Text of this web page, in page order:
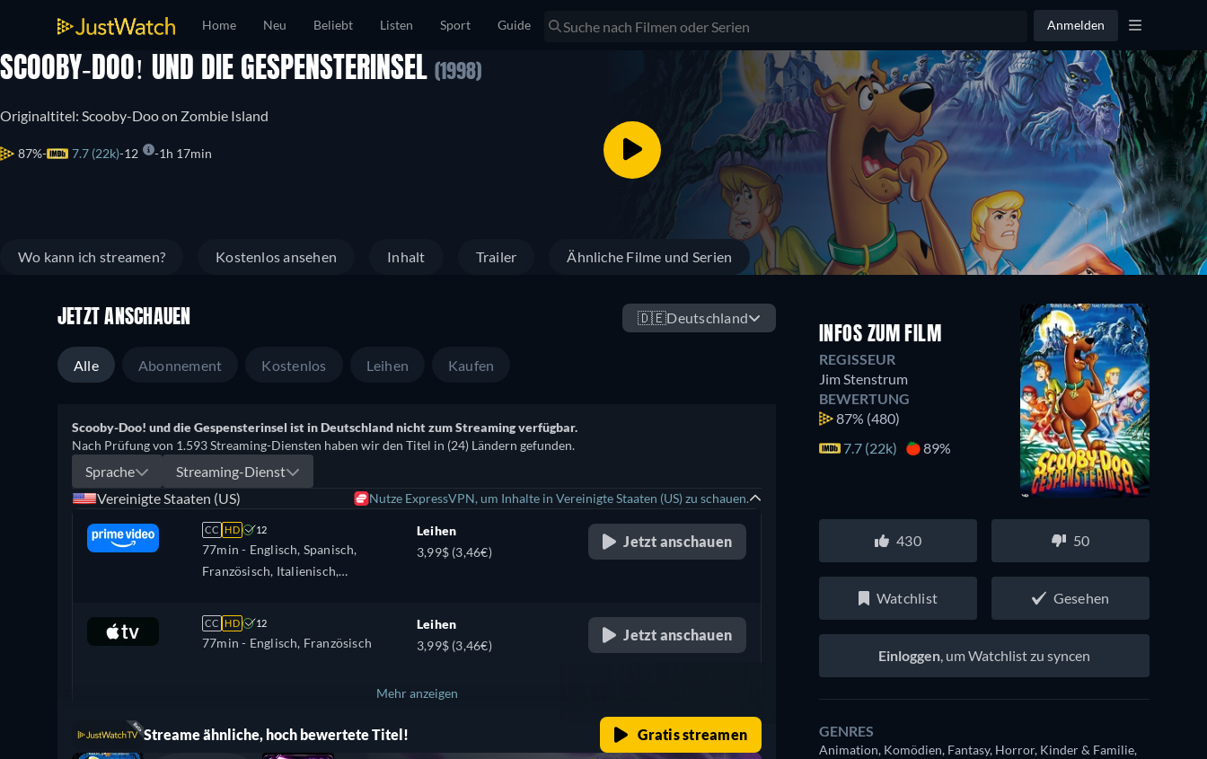
Home Neu Beliebt Listen Sport Guide Anmelden
SCOOBY-DOO! UND DIE GESPENSTERINSEL (1998)
Originaltitel: Scooby-Doo on Zombie Island
87% 7.7 (22k) 12 1h 17min
Wo kann ich streamen? Kostenlos ansehen Inhalt Trailer Ähnliche Filme und Serien
JETZT ANSCHAUEN 🇩🇪Deutschland
Alle Abonnement Kostenlos Leihen Kaufen
Scooby-Doo! und die Gespensterinsel ist in Deutschland nicht zum Streaming verfügbar.
Nach Prüfung von 1.593 Streaming-Diensten haben wir den Titel in (24) Ländern gefunden.
Sprache
Streaming-Dienst
Vereinigte Staaten (US)
Nutze ExpressVPN, um Inhalte in Vereinigte Staaten (US) zu schauen.
CC HD 12
77min - Englisch, Spanisch,
Französisch, Italienisch,
Leihen
3,99$ (3,46€)
Jetzt anschauen
CC HD 12
77min - Englisch, Französisch
Leihen
3,99$ (3,46€)
Jetzt anschauen
Brasilien + 1
Mehr anzeigen
Streame ähnliche, hoch bewertete Titel! Gratis streamen
INFOS ZUM FILM
REGISSEUR
Jim Stenstrum
BEWERTUNG
87% (480)
7.7 (22k)
89%
430 50
Watchlist Gesehen
Einloggen, um Watchlist zu syncen
GENRES
Animation, Komödien, Fantasy, Horror, Kinder & Familie,